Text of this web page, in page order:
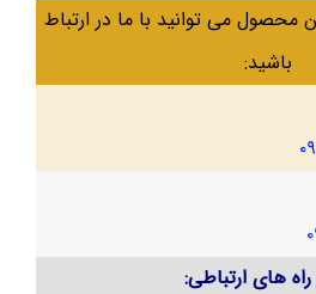
می توانید با ما در ارتباط
باشید:
های ارتباطی: